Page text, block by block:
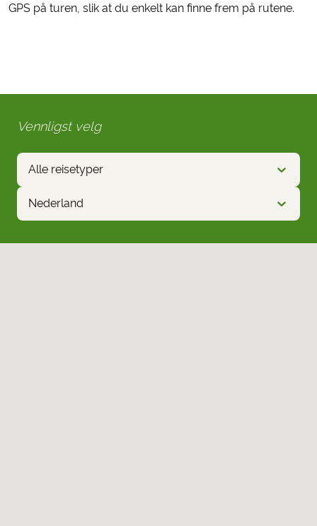
GPS på turen, slik at du enkelt kan finne frem på rutene.
Vennligst velg
Alle reisetyper
Nederland